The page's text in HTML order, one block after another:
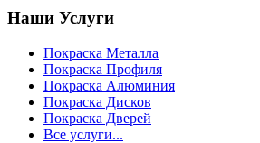
Наши Услуги
Покраска Металла
Покраска Профиля
Покраска Алюминия
Покраска Дисков
Покраска Дверей
Все услуги...